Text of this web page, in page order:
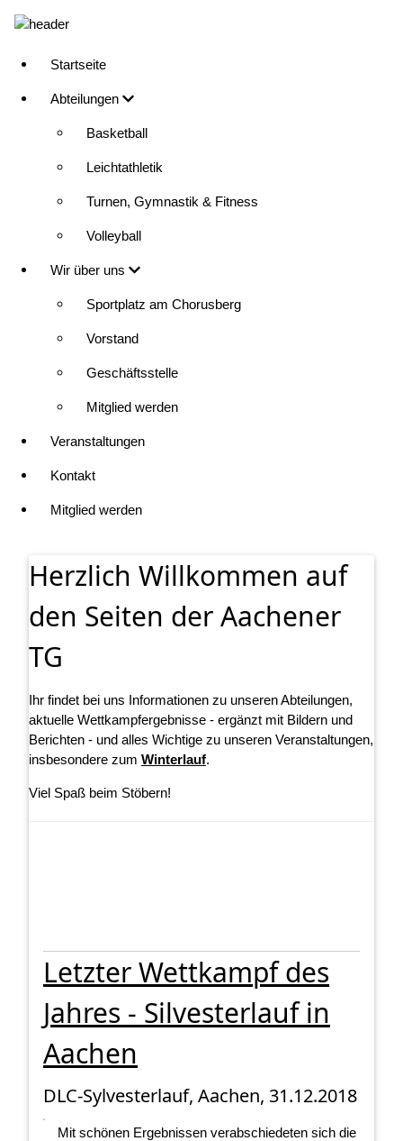
zum
Main
navigation
Startseite
Abteilungen
Basketball
Leichtathletik
Turnen, Gymnastik & Fitness
Volleyball
Wir über uns
Sportplatz am Chorusberg
Vorstand
Geschäftsstelle
Mitglied werden
Veranstaltungen
Kontakt
Mitglied werden
Herzlich Willkommen auf
den Seiten der Aachener
TG
Ihr findet bei uns Informationen zu unseren Abteilungen,
aktuelle Wettkampfergebnisse - ergänzt mit Bildern und
Berichten - und alles Wichtige zu unseren Veranstaltungen,
insbesondere zum Winterlauf.
Viel Spaß beim Stöbern!
Letzter Wettkampf des
Jahres - Silvesterlauf in
Aachen
DLC-Sylvesterlauf, Aachen, 31.12.2018
Mit schönen Ergebnissen verabschiedeten sich die